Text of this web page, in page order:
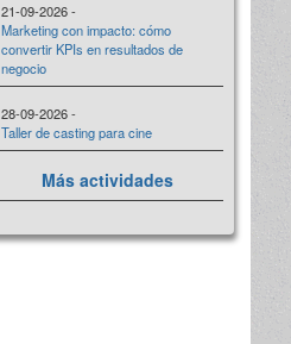
21-09-2026 -
Marketing con impacto: cómo
convertir KPIs en resultados de
negocio
28-09-2026 -
Taller de casting para cine
Más actividades